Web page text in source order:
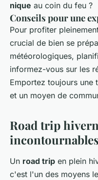
nique au coin du feu ?
Conseils pour une
Pour profiter
crucial de bien se
météorologiques,
informez-vous sur les
Emportez toujours une
et un moyen de
Road trip
Un road trip en plein
c'est l'un des moyens